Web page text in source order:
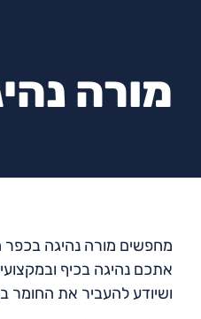
מורה
מחפשים מורה נהיגה
אתכם נהיגה בכיף
ושיודע להעביר את החומר